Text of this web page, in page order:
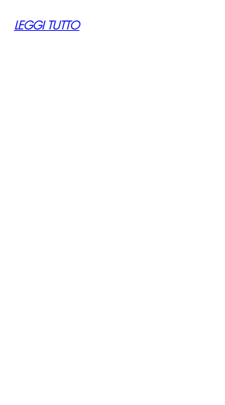
LEGGI TUTTO